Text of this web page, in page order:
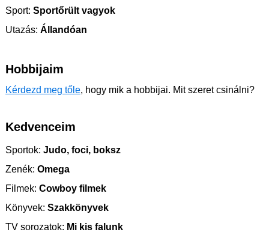
Sport: Sportőrült vagyok
Utazás: Állandóan
Hobbijaim
Kérdezd meg tőle, hogy mik a hobbijai. Mit szeret csinálni?
Kedvenceim
Sportok: Judo, foci, boksz
Zenék: Omega
Filmek: Cowboy filmek
Könyvek: Szakkönyvek
TV sorozatok: Mi kis falunk